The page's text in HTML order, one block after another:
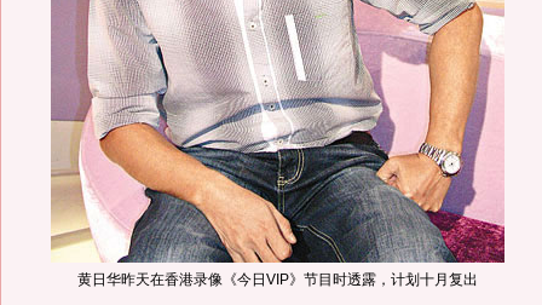
黄日华昨天在香港录像《今日VIP》节目时透露，计划十月复出